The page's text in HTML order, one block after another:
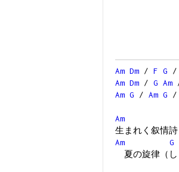
Am Dm / F G /
Am Dm / G Am
Am G / Am G /
Am
生まれく叙情
Am
G
夏の旋律（し